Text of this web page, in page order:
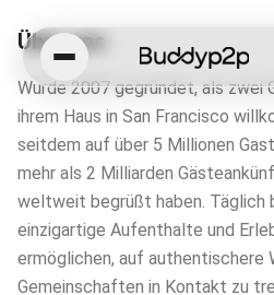
Über uns
Wurde 2007 gegründet, als zwei
ihrem Haus in San Francisco
seitdem auf über 5 Millionen
mehr als 2 Milliarden
weltweit begrüßt haben. Täglich
einzigartige Aufenthalte und
ermöglichen, auf authentischere
Gemeinschaften in Kontakt zu